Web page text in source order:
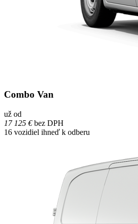
Combo Van
už od
17 125 €bez DPH
16 vozidiel ihneď k odberu